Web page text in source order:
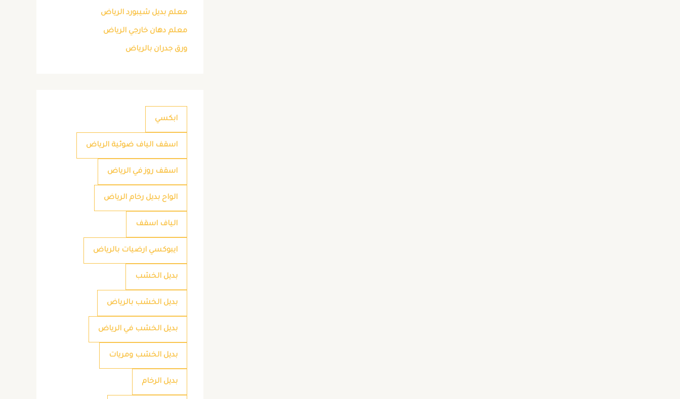
معلم بديل شيبورد الرياض
معلم دهان خارجي الرياض
ورق جدران بالرياض
ابكسي
اسقف الياف ضوئية الرياض
اسقف روز في الرياض
الواح بديل رخام الرياض
الياف اسقف
ايبوكسي ارضيات بالرياض
بديل الخشب
بديل الخشب بالرياض
بديل الخشب في الرياض
بديل الخشب ومريات
بديل الرخام